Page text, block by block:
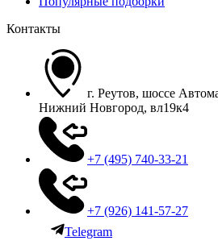
Контакты
г. Реутов, шоссе
Нижний Новгород, вл19к4
+7 (495) 740-33-21
+7 (926) 141-57-27
Telegram